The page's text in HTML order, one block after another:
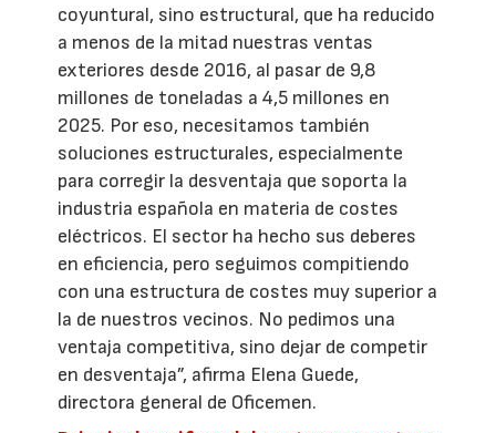
coyuntural, sino estructural, que ha reducido
a menos de la mitad nuestras ventas
exteriores desde 2016, al pasar de 9,8
millones de toneladas a 4,5 millones en
2025. Por eso, necesitamos también
soluciones estructurales, especialmente
para corregir la desventaja que soporta la
industria española en materia de costes
eléctricos. El sector ha hecho sus deberes
en eficiencia, pero seguimos compitiendo
con una estructura de costes muy superior a
la de nuestros vecinos. No pedimos una
ventaja competitiva, sino dejar de competir
en desventaja”, afirma Elena Guede,
directora general de Oficemen.